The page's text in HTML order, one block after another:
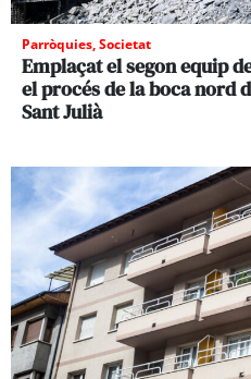
Parròquies,Societat
Emplaçat el segon equip
el procés de la boca nord
Sant Julià